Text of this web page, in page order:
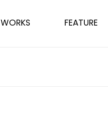
WORKS FEATURE